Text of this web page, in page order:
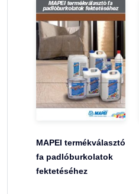
MAPEI termékválasztó
fa padlóburkolatok
fektetéséhez